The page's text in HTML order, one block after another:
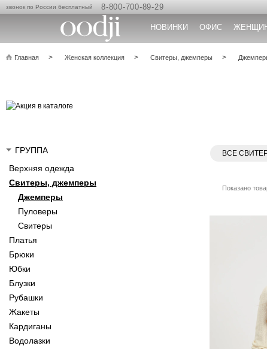
звонок по России бесплатный 8-800-700-89-29
НОВИНКИ ОФИС
Главная Женская коллекция Свитеры, джемперы
ГРУППА
Верхняя одежда
Свитеры, джемперы
Джемперы
Пуловеры
Свитеры
Платья
Брюки
Юбки
Блузки
Рубашки
Жакеты
Кардиганы
Водолазки
ВСЕ
Показано